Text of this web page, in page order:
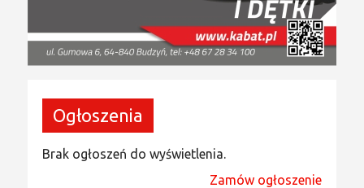
Ogłoszenia
Brak ogłoszeń do wyświetlenia.
Zamów ogłoszenie